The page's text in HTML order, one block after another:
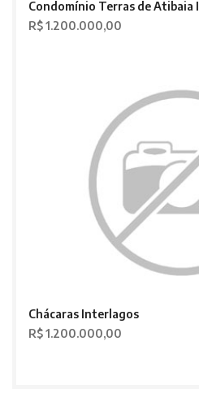
Condomínio Terras de Atibaia I
R$ 1.200.000,00
Chácaras Interlagos
R$ 1.200.000,00